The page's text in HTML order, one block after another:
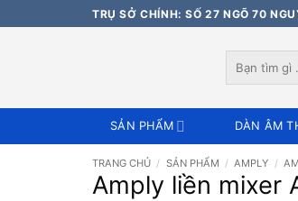
qua
TRỤ SỞ CHÍNH: SỐ 27 NGÕ 70
kiếm:
SẢN PHẨM DÀN ÂM
TRANG CHỦ / SẢN PHẨM / AMPLY /
Amply liền mixer